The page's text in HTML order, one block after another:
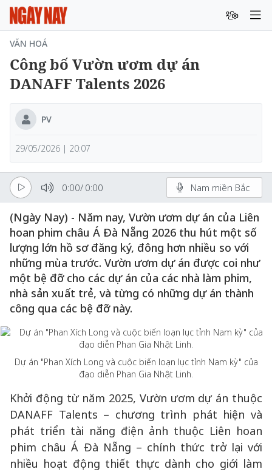
VĂN HOÁ
Công bố Vườn ươm dự án
DANAFF Talents 2026
PV
29/05/2026 | 20:07
0:00/ 0:00 Nam miền Bắc
(Ngày Nay) - Năm nay, Vườn ươm dự án của Liên
hoan phim châu Á Đà Nẵng 2026 thu hút một số
lượng lớn hồ sơ đăng ký, đông hơn nhiều so với
những mùa trước. Vườn ươm dự án được coi như
một bệ đỡ cho các dự án của các nhà làm phim,
nhà sản xuất trẻ, và từng có những dự án thành
công qua các bệ đỡ này.
Dự án "Phan Xích Long và cuộc biến loạn lục tỉnh Nam kỳ" của
đạo diễn Phan Gia Nhật Linh.
Khởi động từ năm 2025, Vườn ươm dự án thuộc
DANAFF Talents – chương trình phát hiện và
phát triển tài năng điện ảnh thuộc Liên hoan
phim châu Á Đà Nẵng – chính thức trở lại với
nhiều hoạt động thiết thực dành cho giới làm